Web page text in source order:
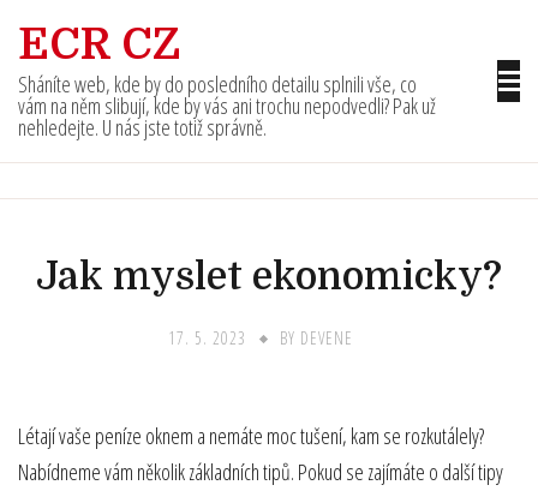
content
ECR CZ
Sháníte web, kde by do posledního detailu splnili vše, co
vám na něm slibují, kde by vás ani trochu nepodvedli? Pak už
nehledejte. U nás jste totiž správně.
Jak myslet ekonomicky?
17. 5. 2023 BY DEVENE
Létají vaše peníze oknem a nemáte moc tušení, kam se rozkutálely?
Nabídneme vám několik základních tipů. Pokud se zajímáte o další tipy